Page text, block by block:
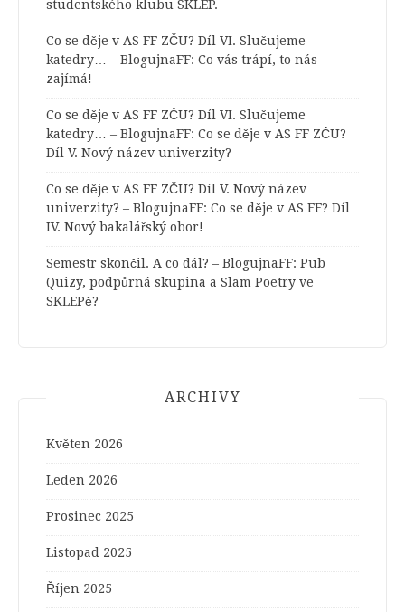
studentského klubu SKLEP.
Co se děje v AS FF ZČU? Díl VI. Slučujeme
katedry… – BlogujnaFF: Co vás trápí, to nás
zajímá!
Co se děje v AS FF ZČU? Díl VI. Slučujeme
katedry… – BlogujnaFF: Co se děje v AS FF ZČU?
Díl V. Nový název univerzity?
Co se děje v AS FF ZČU? Díl V. Nový název
univerzity? – BlogujnaFF: Co se děje v AS FF? Díl
IV. Nový bakalářský obor!
Semestr skončil. A co dál? – BlogujnaFF: Pub
Quizy, podpůrná skupina a Slam Poetry ve
SKLEPě?
ARCHIVY
Květen 2026
Leden 2026
Prosinec 2025
Listopad 2025
Říjen 2025